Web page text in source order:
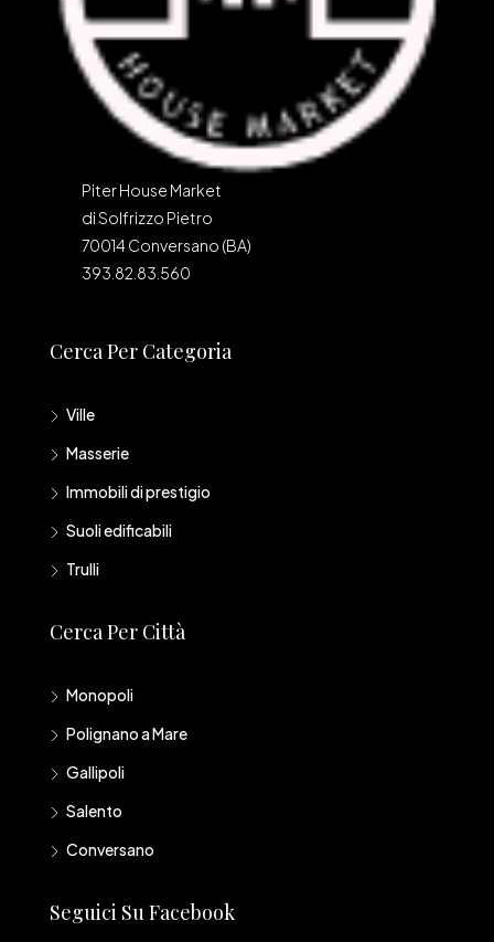
Piter House Market
di Solfrizzo Pietro
70014 Conversano (BA)
393.82.83.560
Cerca Per Categoria
Ville
Masserie
Immobili di prestigio
Suoli edificabili
Trulli
Cerca Per Città
Monopoli
Polignano a Mare
Gallipoli
Salento
Conversano
Seguici Su Facebook